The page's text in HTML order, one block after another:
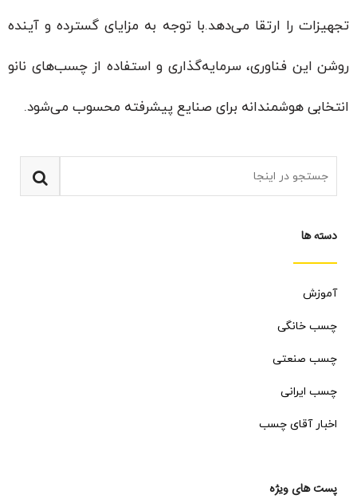
دسته ها
آموزش
چسب خانگی
چسب صنعتی
چسب ایرانی
اخبار آقای چسب
پست های ویژه
تجهیزات را ارتقا می‌دهد.با توجه به مزایای گسترده و آینده
روشن این فناوری، سرمایه‌گذاری و استفاده از چسب‌های نانو
انتخابی هوشمندانه برای صنایع پیشرفته محسوب می‌شود.